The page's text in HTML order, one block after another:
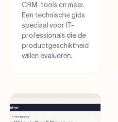
CRM-tools en meer.
Een technische gids
speciaal voor IT-
professionals die de
productgeschiktheid
willen evalueren.